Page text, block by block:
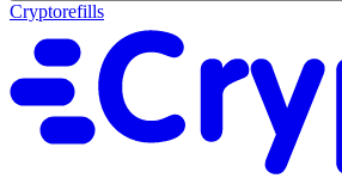
Cryptorefills